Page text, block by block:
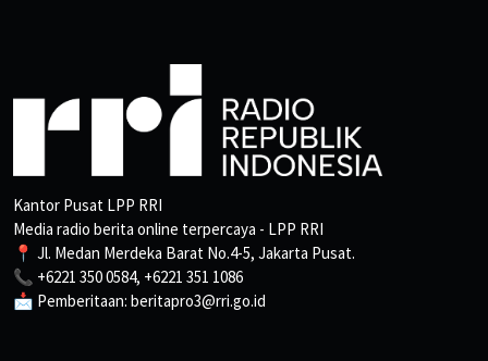
Kantor Pusat LPP RRI
Media radio berita online terpercaya - LPP RRI
📍 Jl. Medan Merdeka Barat No.4-5, Jakarta Pusat.
📞 +6221 350 0584, +6221 351 1086
📩 Pemberitaan: beritapro3@rri.go.id